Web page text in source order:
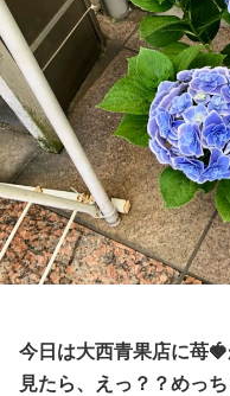
今日は大西青果店に苺
見たら、えっ？？めっ